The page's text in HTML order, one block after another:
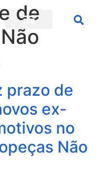
de
prazo de
ex-
no
Não